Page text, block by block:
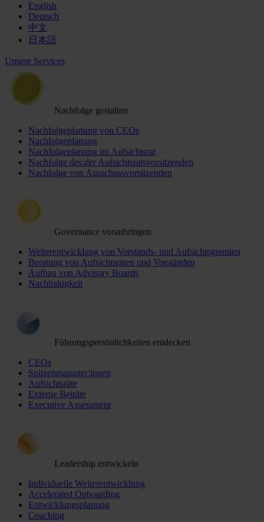
English
Deutsch
中文
日本語
Unsere Services
Nachfolge gestalten
Nachfolgeplanung von CEOs
Nachfolgeplanung
Nachfolgeplanung im Aufsichtsrat
Nachfolge des:der Aufsichtsratsvorsitzenden
Nachfolge von Ausschussvorsitzenden
Governance voranbringen
Weiterentwicklung von Vorstands- und Aufsichtsgremien
Beratung von Aufsichtsräten und Vorständen
Aufbau von Advisory Boards
Nachhaltigkeit
Führungspersönlichkeiten entdecken
CEOs
Spitzenmanager:innen
Aufsichtsräte
Externe Beiräte
Executive Assessment
Leadership entwickeln
Individuelle Weiterentwicklung
Accelerated Onboarding
Entwicklungsplanung
Coaching